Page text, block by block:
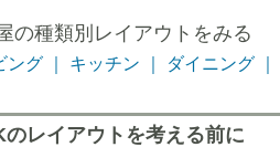
の種類別レイアウトをみる
グ ｜ キッチン ｜ ダイニング ｜
のレイアウトを考える前に